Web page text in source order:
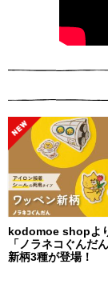
kodomoe shopよ
「ノラネコぐんだ
新柄3種が登場！